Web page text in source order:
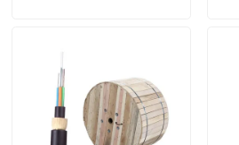
Produkte
Videos